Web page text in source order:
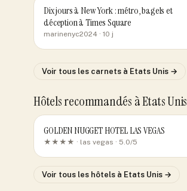
Dix jours à New York : métro, bagels et
déception à Times Square
marinenyc2024 · 10 j
Voir tous les carnets à Etats Unis →
Hôtels recommandés à Etats Unis
GOLDEN NUGGET HOTEL LAS VEGAS
★★★★ · las vegas · 5.0/5
Voir tous les hôtels à Etats Unis →